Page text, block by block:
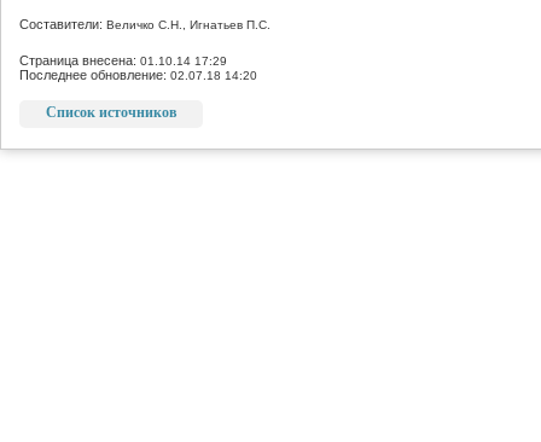
Составители: Величко С.Н., Игнатьев П.С.
Страница внесена: 01.10.14 17:29
Последнее обновление: 02.07.18 14:20
Список источников